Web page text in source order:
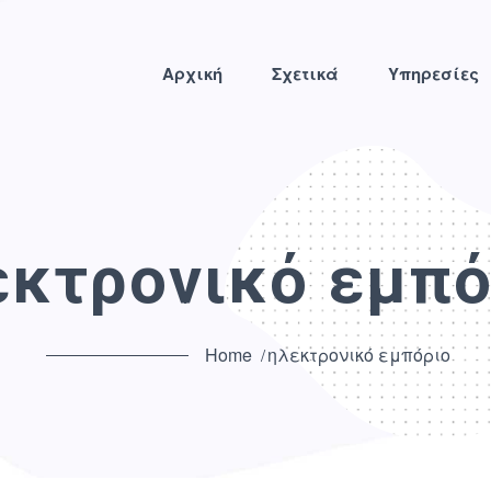
Αρχική Σχετικά Υπηρεσίες
Home ηλεκτρονικό εμπόριο